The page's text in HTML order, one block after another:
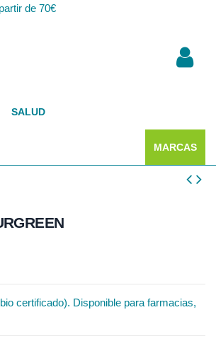
de 70€
SALUD
MARCAS
certificado). Disponible para farmacias,